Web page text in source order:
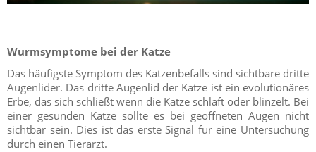
Wurmsymptome bei der Katze
Das häufigste Symptom des Katzenbefalls sind sichtbare dritte
Augenlider. Das dritte Augenlid der Katze ist ein evolutionäres
Erbe, das sich schließt wenn die Katze schläft oder blinzelt. Bei
einer gesunden Katze sollte es bei geöffneten Augen nicht
sichtbar sein. Dies ist das erste Signal für eine Untersuchung
durch einen Tierarzt.